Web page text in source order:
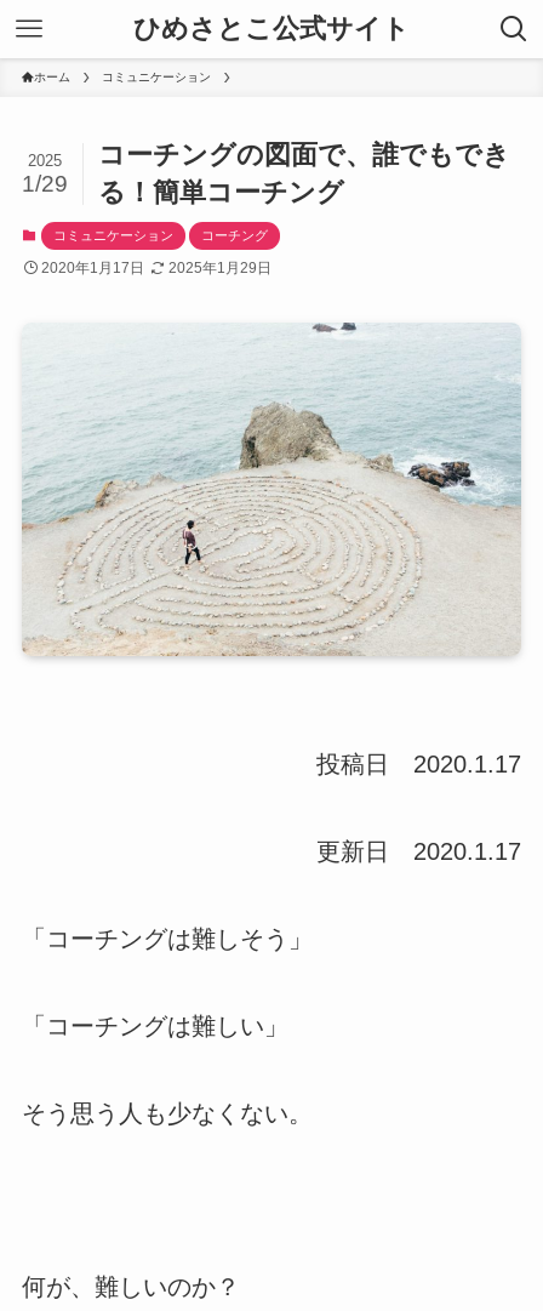
ひめさとこ公式サイト
ホーム コミュニケーション
コーチングの図面で、誰でもでき
る！簡単コーチング
2025
1/29
コミュニケーション コーチング
2020年1月17日 2025年1月29日
投稿日 2020.1.17
更新日 2020.1.17
「コーチングは難しそう」
「コーチングは難しい」
そう思う人も少なくない。
何が、難しいのか？